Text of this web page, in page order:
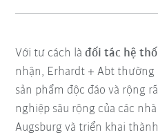
Với tư cách làđối tác hệ
nhận, Erhardt + Abt
sản phẩm độc đáo và rộng
nghiệp sâu rộng của các
Augsburg và triển khai